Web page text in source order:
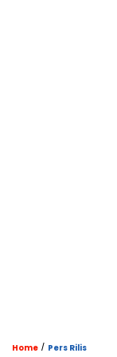
Home / Pers Rilis